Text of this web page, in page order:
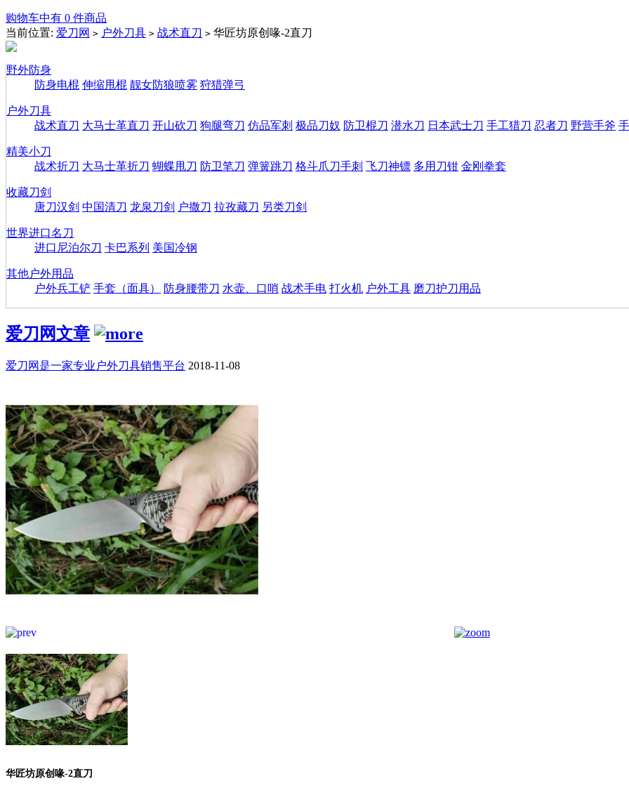
购物车中有 0 件商品
当前位置: 爱刀网 > 户外刀具 > 战术直刀 > 华匠坊原创喙-2直刀
野外防身
防身电棍 伸缩甩棍 靓女防狼喷雾 狩猎弹弓
户外刀具
战术直刀 大马士革直刀 开山砍刀 狗腿弯刀 仿品军刺 极品刀奴 防卫棍刀 潜水刀 日本武士刀 手工猎刀 忍者刀 野营手斧
精美小刀
战术折刀 大马士革折刀 蝴蝶甩刀 防卫笔刀 弹簧跳刀 格斗爪刀手刺 飞刀神镖 多用刀钳 金刚拳套
收藏刀剑
唐刀汉剑 中国清刀 龙泉刀剑 户撒刀 拉孜藏刀 另类刀剑
世界进口名刀
进口尼泊尔刀 卡巴系列 美国冷钢
其他户外用品
户外兵工铲 手套（面具） 防身腰带刀 水壶、口哨 战术手电 打火机 户外工具 磨刀护刀用品
爱刀网文章
爱刀网是一家专业户外刀具销售平台 2018-11-08
华匠坊原创喙-2直刀